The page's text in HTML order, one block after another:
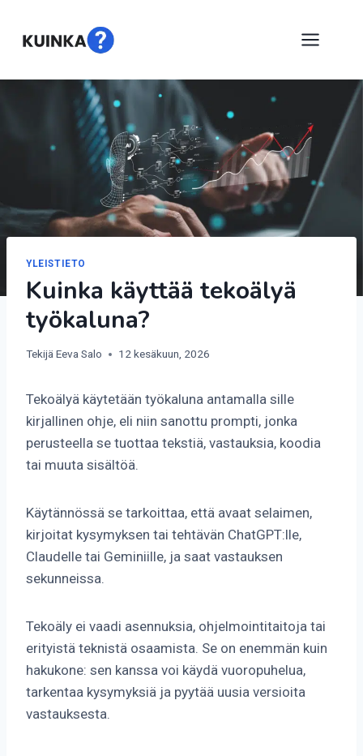
sisältöön
YLEISTIETO
Kuinka käyttää tekoälyä
työkaluna?
Tekijä Eeva Salo 12 kesäkuun, 2026
Tekoälyä käytetään työkaluna antamalla sille
kirjallinen ohje, eli niin sanottu prompti, jonka
perusteella se tuottaa tekstiä, vastauksia, koodia
tai muuta sisältöä.
Käytännössä se tarkoittaa, että avaat selaimen,
kirjoitat kysymyksen tai tehtävän ChatGPT:lle,
Claudelle tai Geminiille, ja saat vastauksen
sekunneissa.
Tekoäly ei vaadi asennuksia, ohjelmointitaitoja tai
erityistä teknistä osaamista. Se on enemmän kuin
hakukone: sen kanssa voi käydä vuoropuhelua,
tarkentaa kysymyksiä ja pyytää uusia versioita
vastauksesta.